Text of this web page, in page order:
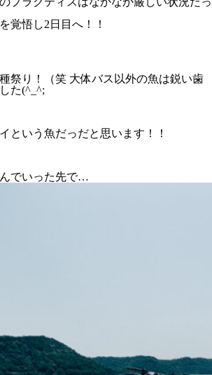
覚悟し2日目へ！！
祭り！（笑 大体バス以外の魚は鋭い歯
た(^_^;
という魚だっだと思います！！
でいった先で…